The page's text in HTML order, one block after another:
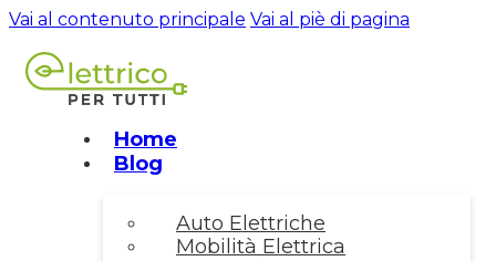
Vai al contenuto principale Vai al piè di pagina
Home
Blog
Auto Elettriche
Mobilità Elettrica